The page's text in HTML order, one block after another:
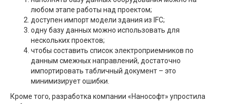
любом этапе работы над проектом;
доступен импорт модели здания из IFC;
одну базу данных можно использовать для
нескольких проектов;
чтобы составить список электроприемников по
данным смежных направлений, достаточно
импортировать табличный документ – это
минимизирует ошибки.
Кроме того, разработка компании «Нанософт» упростила